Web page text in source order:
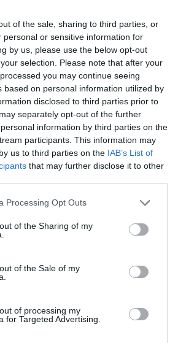
of the sale, sharing to third parties, or
personal or sensitive information for
by us, please use the below opt-out
selection. Please note that after your
you may continue seeing
based on personal information utilized by
disclosed to third parties prior to
separately opt-out of the further
information by third parties on the
participants. This information may
us to third parties on the IAB’s List of
that may further disclose it to other
website/app uses one or more Google
or usage behaviour. You may click to
to Google and its third-party tags to
specified purposes in below Google
Processing Opt Outs
of the Sharing of my
of the Sale of my
of processing my
for Targeted Advertising.
άρθρα
Μουσικού Συλλόγου Άνδρου τίμησε
Κατσαρό
στη Ραφήνα. Φωτογραφίες από
ώρας…
ΕΠΑΡΧΕΙΟΥ ΧΑΘΗΚΕ! ΟΠΩΣ
«ΕΤΣΙ ΑΝΑΚΑΛΥΨΑ ΤΟ
ΝΑΥΑΓΙΟ ΤΗΣ ΑΝΔΡΟΥ!…»
ΠΑΛΑΙΟΠΟΛΗΣ: Προς K.
K. Χατζηδάκη
Άρθρα